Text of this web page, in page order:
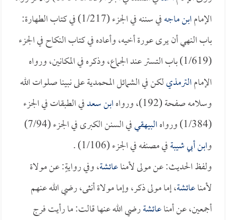
الإمامابن ماجه
في سننه في الجزء (1/217) في كتاب الطهارة:
باب النهي أن يرى عورة أخيه، وأعاده في كتاب النكاح في الجزء
(1/619) باب التستر عند الجماع، وذكره في المكانين، ورواه
الإمامالترمذيلكن في الشمائل المحمدية على نبينا صلوات الله
وسلامه صفحة (192)، ورواه
ابن سعدفي الطبقات في الجزء
(1/384) ورواه
البيهقي
في السنن الكبرى في الجزء (7/94)
وابن أبي شيبةفي مصنفه في الجزء (1/106) .
ولفظ الحديث: عن مولى لأمناعائشة، وفي روايةٍ: عن مولاة
لأمناعائشة، إما مولى ذكر، وإما مولاة أنثى، رضي الله عنهم
أجمعين، عن أمناعائشةرضي الله عنها قالت: ما رأيت فرج